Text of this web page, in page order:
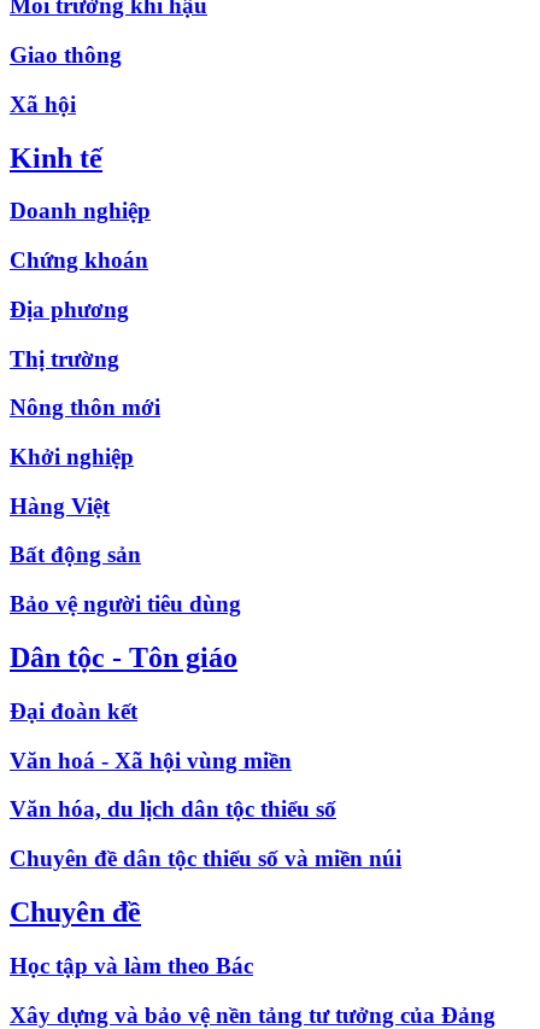
Môi trường khí hậu
Giao thông
Xã hội
Kinh tế
Doanh nghiệp
Chứng khoán
Địa phương
Thị trường
Nông thôn mới
Khởi nghiệp
Hàng Việt
Bất động sản
Bảo vệ người tiêu dùng
Dân tộc - Tôn giáo
Đại đoàn kết
Văn hoá - Xã hội vùng miền
Văn hóa, du lịch dân tộc thiểu số
Chuyên đề dân tộc thiểu số và miền núi
Chuyên đề
Học tập và làm theo Bác
Xây dựng và bảo vệ nền tảng tư tưởng của Đảng